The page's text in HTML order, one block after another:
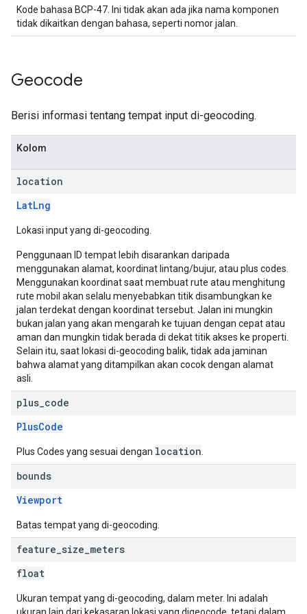
Kode bahasa BCP-47. Ini tidak akan ada jika nama komponen
tidak dikaitkan dengan bahasa, seperti nomor jalan.
Geocode
Berisi informasi tentang tempat input di-geocoding.
Kolom
location
LatLng
Lokasi input yang di-geocoding.
Penggunaan ID tempat lebih disarankan daripada
menggunakan alamat, koordinat lintang/bujur, atau plus codes.
Menggunakan koordinat saat membuat rute atau menghitung
rute mobil akan selalu menyebabkan titik disambungkan ke
jalan terdekat dengan koordinat tersebut. Jalan ini mungkin
bukan jalan yang akan mengarah ke tujuan dengan cepat atau
aman dan mungkin tidak berada di dekat titik akses ke properti.
Selain itu, saat lokasi di-geocoding balik, tidak ada jaminan
bahwa alamat yang ditampilkan akan cocok dengan alamat
asli.
plus code
PlusCode
Plus Codes yang sesuai dengan location
bounds
Viewport
Batas tempat yang di-geocoding.
feature size meters
float
Ukuran tempat yang di-geocoding, dalam meter. Ini adalah